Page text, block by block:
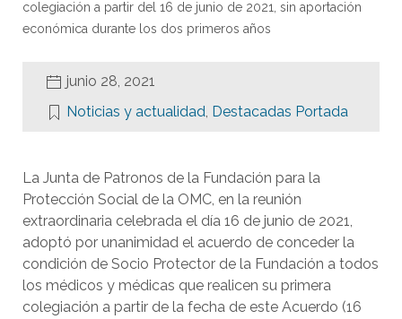
colegiación a partir del 16 de junio de 2021, sin aportación
económica durante los dos primeros años
junio 28, 2021
Noticias y actualidad, Destacadas Portada
La Junta de Patronos de la Fundación para la
Protección Social de la OMC, en la reunión
extraordinaria celebrada el día 16 de junio de 2021,
adoptó por unanimidad el acuerdo de conceder la
condición de Socio Protector de la Fundación a todos
los médicos y médicas que realicen su primera
colegiación a partir de la fecha de este Acuerdo (16